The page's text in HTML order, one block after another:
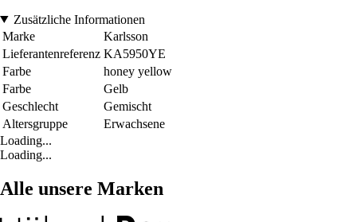
Zusätzliche Informationen
Marke
Karlsson
Lieferantenreferenz KA5950YE
Farbe
honey yellow
Farbe
Gelb
Geschlecht
Gemischt
Altersgruppe
Erwachsene
Loading...
Loading...
Alle unsere Marken